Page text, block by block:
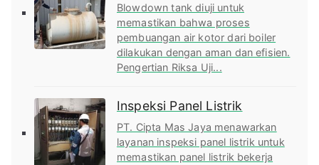
Blowdown tank diuji untuk
memastikan bahwa proses
pembuangan air kotor dari boiler
dilakukan dengan aman dan efisien.
Pengertian Riksa Uji...
Inspeksi Panel Listrik
PT. Cipta Mas Jaya menawarkan
layanan inspeksi panel listrik untuk
memastikan panel listrik bekerja